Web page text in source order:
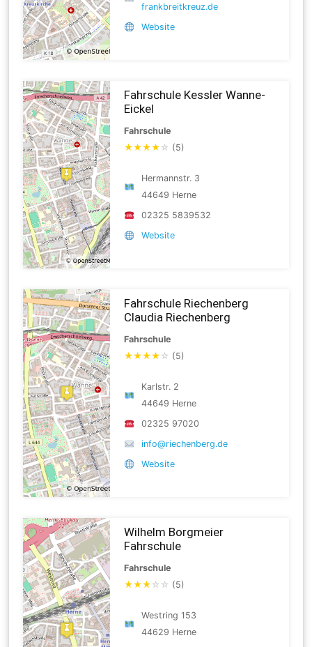
frankbreitkreuz.de
Website
Fahrschule Kessler Wanne-
Eickel
Fahrschule
★★★★ ☆ (5)
Hermannstr. 3
44649 Herne
02325 5839532
Website
Fahrschule Riechenberg
Claudia Riechenberg
Fahrschule
★★★★ ☆ (5)
Karlstr. 2
44649 Herne
02325 97020
info@riechenberg.de
Website
Wilhelm Borgmeier
Fahrschule
Fahrschule
★★★ ☆ ☆ (5)
Westring 153
44629 Herne